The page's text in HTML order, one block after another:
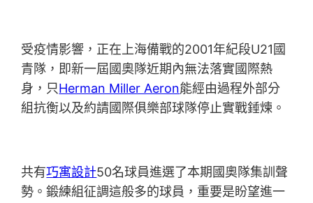
受疫情影響，正在上海備戰的2001年紀段U21國
青隊，即新一屆國奧隊近期內無法落實國際熱
身，只Herman Miller Aeron能經由過程外部分
組抗衡以及約請國際俱樂部球隊停止實戰錘煉。
共有巧寓設計50名球員進選了本期國奧隊集訓聲
勢。鍛練組征調這般多的球員，重要是盼望進一